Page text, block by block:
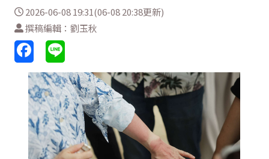
2026-06-08 19:31(06-08 20:38更新)
撰稿編輯：劉玉秋